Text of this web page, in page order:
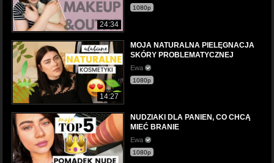
24:34
1080p
14:27
MOJA NATURALNA PIELĘGNACJA
SKÓRY PROBLEMATYCZNEJ
Ewa
1080p
NUDZIAKI DLA PANIEN, CO CHCĄ
MIEĆ BRANIE
Ewa
1080p